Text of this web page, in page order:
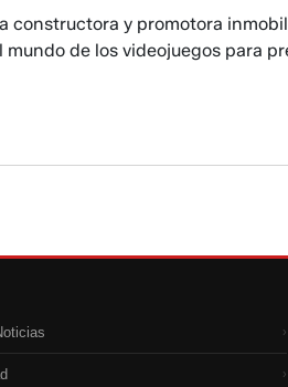
constructora y promotora
mundo de los videojuegos para
›
›